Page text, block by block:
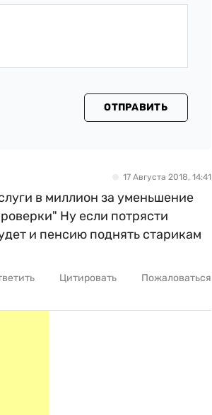
ОТПРАВИТЬ
17 Августа 2018, 14:41
в миллион за уменьшение
Ну если потрясти
и пенсию поднять старикам
Цитировать Пожаловаться